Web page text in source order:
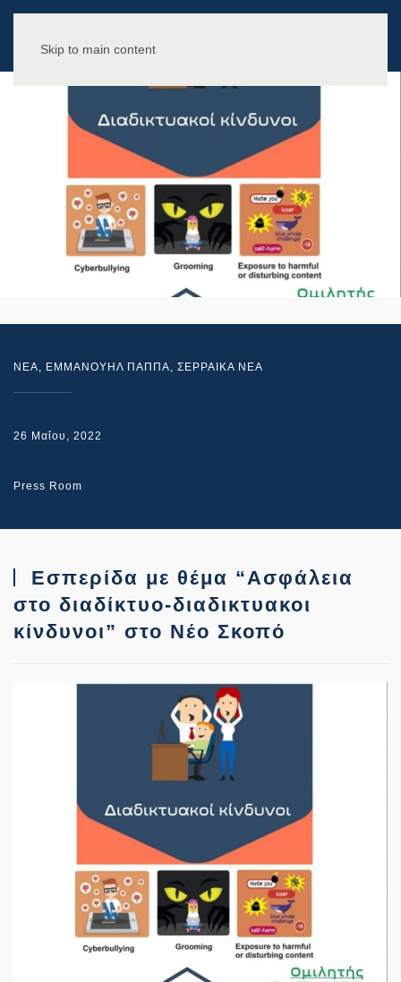
Skip to main content
NEA, ΕΜΜΑΝΟΥΗΛ ΠΑΠΠΑ, ΣΕΡΡΑΙΚΑ ΝΕΑ
26 Μαΐου, 2022
Press Room
Εσπερίδα με θέμα “Ασφάλεια
στο διαδίκτυο-διαδικτυακοι
κίνδυνοι” στο Νέο Σκοπό